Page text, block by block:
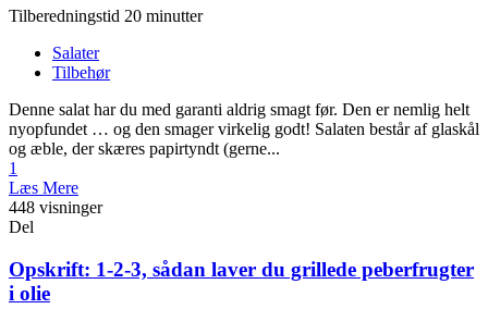
Tilberedningstid 20 minutter
Salater
Tilbehør
Denne salat har du med garanti aldrig smagt før. Den er nemlig helt
nyopfundet … og den smager virkelig godt! Salaten består af glaskål
og æble, der skæres papirtyndt (gerne...
1
Læs Mere
448 visninger
Del
Opskrift: 1-2-3, sådan laver du grillede peberfrugter
i olie